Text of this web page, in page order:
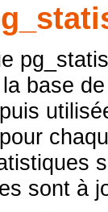
base
sont à